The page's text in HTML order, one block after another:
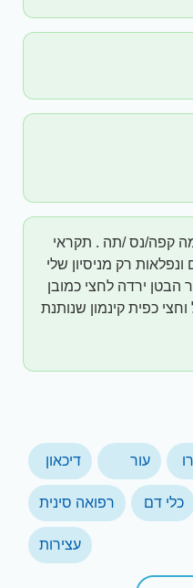
קפה/נס /תה . תקראי
ונפלאות רק מניסיון שלי
הבטן ירדה לחצי כמובן
וחצי כפית קינמון שנותנת
עור דיכאון
כלי דם רפואה סינית
עצירות